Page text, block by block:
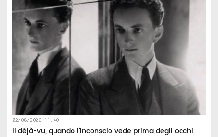
02/08/2026 11:40
Il déjà-vu, quando l’inconscio vede prima degli occhi